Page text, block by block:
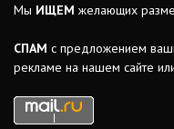
Мы ИЩЕМ желающих
СПАМ с предложением
рекламе на нашем сайте